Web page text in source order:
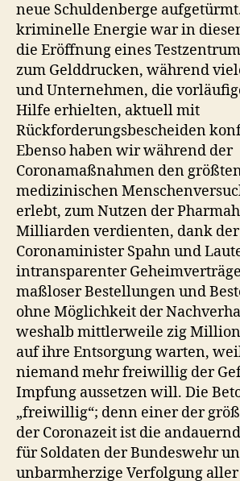
neue Schuldenberge
kriminelle Energie war in
die Eröffnung eines
zum Gelddrucken, während
und Unternehmen, die
Hilfe erhielten, aktuell mit
Rückforderungsbescheiden
Ebenso haben wir während der
Coronamaßnahmen den
medizinischen
erlebt, zum Nutzen der
Milliarden verdienten, dank der
Coronaminister Spahn und
intransparenter
maßloser Bestellungen und
ohne Möglichkeit der
weshalb mittlerweile zig
auf ihre Entsorgung warten,
niemand mehr freiwillig der
Impfung aussetzen will. Die
„freiwillig“; denn einer der
der Coronazeit ist die
für Soldaten der Bundeswehr
unbarmherzige Verfolgung